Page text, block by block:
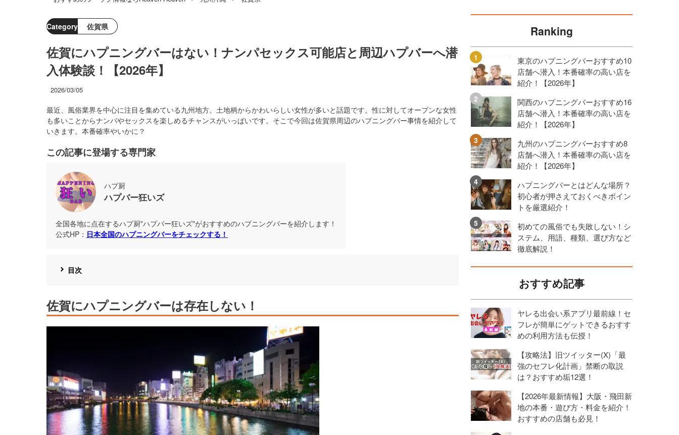
Category 佐賀県
佐賀にハプニングバーはない！ナンパセックス可能店と周辺ハプバーへ潜
入体験談！【2026年】
2026/03/05
最近、風俗業界を中心に注目を集めている九州地方。土地柄からかわいらしい女性が多いと話題です。性に対してオープンな女性
も多いことからナンパやセックスを楽しめるチャンスがいっぱいです。そこで今回は佐賀県周辺のハプニングバー事情を紹介して
いきます。本番確率やいかに？
この記事に登場する専門家
ハプ厨
ハプバー狂いズ
全国各地に点在するハプ厨"ハプバー狂いズ"がおすすめのハプニングバーを紹介します！
公式HP： 日本全国のハプニングバーをチェックする！
目次
佐賀にハプニングバーは存在しない！
Ranking
東京のハプニングバーおすすめ10
店舗へ潜入！本番確率の高い店を
紹介！【2026年】
関西のハプニングバーおすすめ16
店舗へ潜入！本番確率の高い店を
紹介！【2026年】
九州のハプニングバーおすすめ8
店舗へ潜入！本番確率の高い店を
紹介！【2026年】
ハプニングバーとはどんな場所？
初心者が押さえておくべきポイン
トを厳選紹介！
初めての風俗でも失敗しない！シ
ステム、用語、種類、選び方など
徹底解説！
おすすめ記事
ヤレる出会い系アプリ最前線！セ
フレが簡単にゲットできるおすす
めの利用方法も伝授！
【攻略法】旧ツイッター(X)「最
強のセフレ化計画」禁断の取説
は？おすすめ垢12選！
【2026年最新情報】大阪・飛田新
地の本番・遊び方・料金を紹介！
おすすめの店舗も必見！